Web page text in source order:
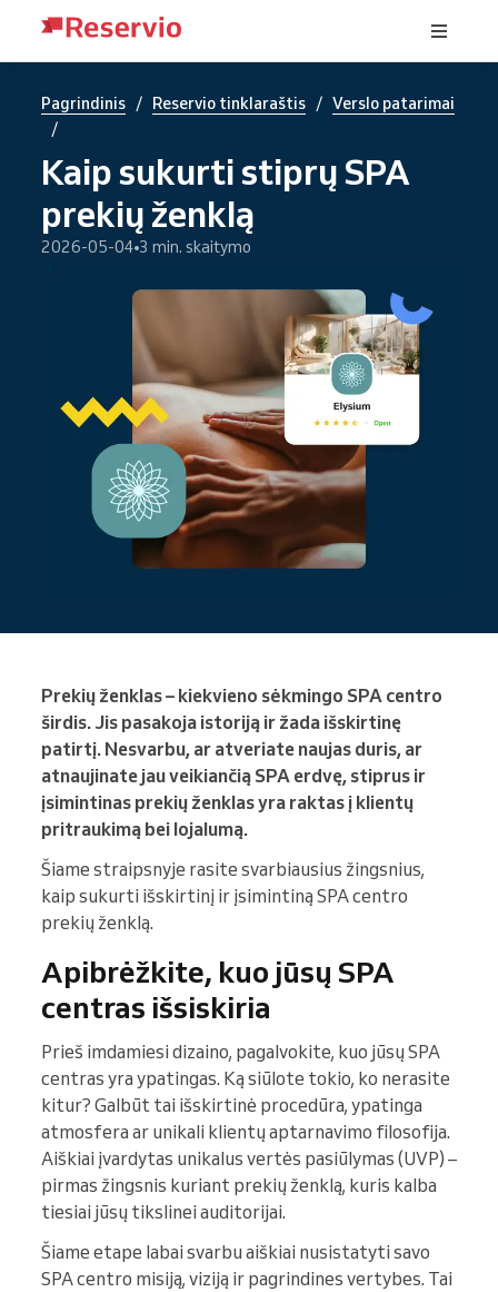
Pagrindinis / Reservio tinklaraštis / Verslo patarimai
/
Kaip sukurti stiprų SPA
prekių ženklą
2026-05-04 3 min. skaitymo
Prekių ženklas – kiekvieno sėkmingo SPA centro
širdis. Jis pasakoja istoriją ir žada išskirtinę
patirtį. Nesvarbu, ar atveriate naujas duris, ar
atnaujinate jau veikiančią SPA erdvę, stiprus ir
įsimintinas prekių ženklas yra raktas į klientų
pritraukimą bei lojalumą.
Šiame straipsnyje rasite svarbiausius žingsnius,
kaip sukurti išskirtinį ir įsimintiną SPA centro
prekių ženklą.
Apibrėžkite, kuo jūsų SPA
centras išsiskiria
Prieš imdamiesi dizaino, pagalvokite, kuo jūsų SPA
centras yra ypatingas. Ką siūlote tokio, ko nerasite
kitur? Galbūt tai išskirtinė procedūra, ypatinga
atmosfera ar unikali klientų aptarnavimo filosofija.
Aiškiai įvardytas unikalus vertės pasiūlymas (UVP) –
pirmas žingsnis kuriant prekių ženklą, kuris kalba
tiesiai jūsų tikslinei auditorijai.
Šiame etape labai svarbu aiškiai nusistatyti savo
SPA centro misiją, viziją ir pagrindines vertybes. Tai